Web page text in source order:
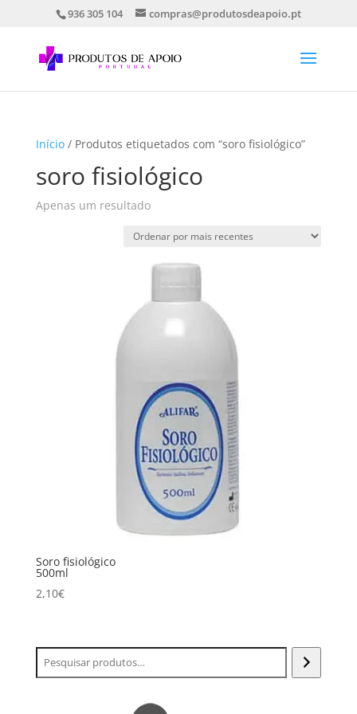
936 305 104 compras@produtosdeapoio.pt
Início/ Produtos etiquetados com “soro fisiológico”
soro fisiológico
Apenas um resultado
Soro fisiológico
500ml
2,10€